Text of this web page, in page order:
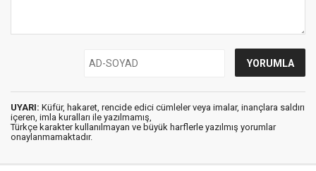
UYARI: Küfür, hakaret, rencide edici cümleler veya imalar, inançlara saldırı
içeren, imla kuralları ile yazılmamış,
Türkçe karakter kullanılmayan ve büyük harflerle yazılmış yorumlar
onaylanmamaktadır.